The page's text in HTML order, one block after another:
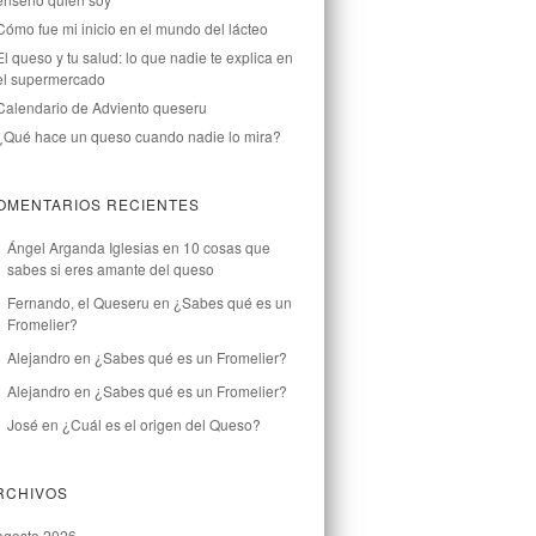
fue mi inicio en el mundo del lácteo
queso y tu salud: lo que nadie te explica en
supermercado
de Adviento queseru
hace un queso cuando nadie lo mira?
RECIENTES
Ángel Arganda Iglesiasen 10 cosas que
sabes si eres amante del queso
Fernando, el Queseru en ¿Sabes qué es un
Fromelier?
Alejandro en ¿Sabes qué es un Fromelier?
Alejandro en ¿Sabes qué es un Fromelier?
José en ¿Cuál es el origen del Queso?